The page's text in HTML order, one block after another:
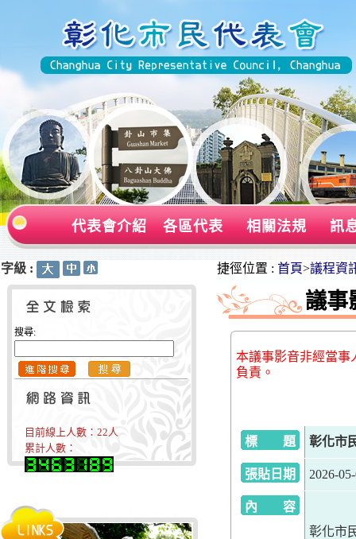
代表會介紹 各區代表 相關法規 訊
字級 :
搜尋:
目前線上人數： 22人
累計人數：
捷徑位置 : 首頁>議程資
議事
本議事影音非經當事
負責。
標 題 彰化市
張貼日期 2026-
內 容
彰化市